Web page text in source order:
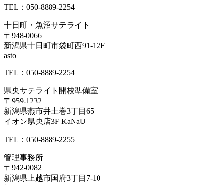
TEL：050-8889-2254
十日町・魚沼サテライト
〒948-0066
新潟県十日町市袋町西91-12F
asto
TEL：050-8889-2254
県央サテライト開校準備室
〒959-1232
新潟県燕市井土巻3丁目65
イオン県央店3F KaNaU
TEL：050-8889-2255
管理事務所
〒942-0082
新潟県上越市国府3丁目7-10